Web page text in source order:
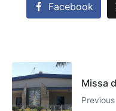
Facebook
Missa
Previous